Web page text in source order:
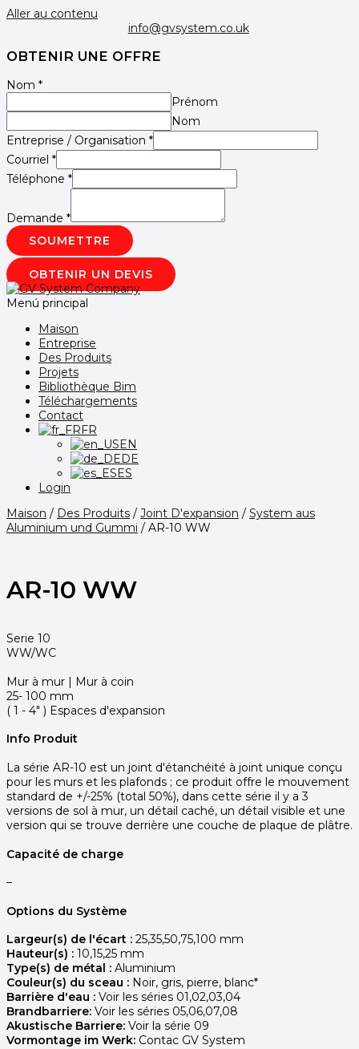
Aller au contenu
info@gvsystem.co.uk
OBTENIR UNE OFFRE
Nom *
Prénom
Nom
Entreprise / Organisation *
Courriel *
Téléphone *
Demande *
SOUMETTRE
OBTENIR UN DEVIS
Menú principal
Maison
Entreprise
Des Produits
Projets
Bibliothèque Bim
Téléchargements
Contact
FR
EN
DE
ES
Login
Maison / Des Produits / Joint D'expansion / System aus
Aluminium und Gummi / AR-10 WW
AR-10 WW
Serie 10
WW/WC
Mur à mur | Mur à coin
25- 100 mm
( 1 - 4" ) Espaces d'expansion
Info Produit
La série AR-10 est un joint d'étanchéité à joint unique conçu
pour les murs et les plafonds ; ce produit offre le mouvement
standard de +/-25% (total 50%), dans cette série il y a 3
versions de sol à mur, un détail caché, un détail visible et une
version qui se trouve derrière une couche de plaque de plâtre.
Capacité de charge
–
Options du Système
Largeur(s) de l'écart : 25,35,50,75,100 mm
Hauteur(s) : 10,15,25 mm
Type(s) de métal : Aluminium
Couleur(s) du sceau : Noir, gris, pierre, blanc*
Barrière d'eau : Voir les séries 01,02,03,04
Brandbarriere: Voir les séries 05,06,07,08
Akustische Barriere: Voir la série 09
Vormontage im Werk: Contac GV System